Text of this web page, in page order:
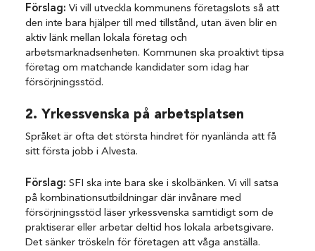
Förslag: Vi vill utveckla kommunens företagslots så att
den inte bara hjälper till med tillstånd, utan även blir en
aktiv länk mellan lokala företag och
arbetsmarknadsenheten. Kommunen ska proaktivt tipsa
företag om matchande kandidater som idag har
försörjningsstöd.
2. Yrkessvenska på arbetsplatsen
Språket är ofta det största hindret för nyanlända att få
sitt första jobb i Alvesta.
Förslag: SFI ska inte bara ske i skolbänken. Vi vill satsa
på kombinationsutbildningar där invånare med
försörjningsstöd läser yrkessvenska samtidigt som de
praktiserar eller arbetar deltid hos lokala arbetsgivare.
Det sänker tröskeln för företagen att våga anställa.